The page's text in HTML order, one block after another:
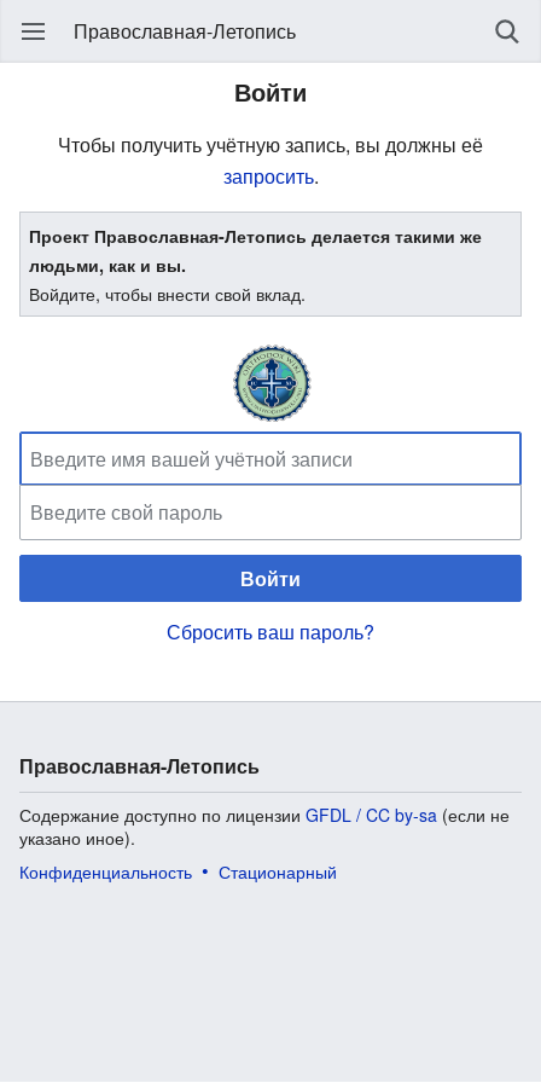
Православная-Летопись
Войти
Чтобы получить учётную запись, вы должны её
запросить.
Проект Православная-Летопись делается такими же
людьми, как и вы.
Войдите, чтобы внести свой вклад.
Войти
Сбросить ваш пароль?
Православная-Летопись
Содержание доступно по лицензии GFDL / CC by-sa (если не
указано иное).
Конфиденциальность
Стационарный